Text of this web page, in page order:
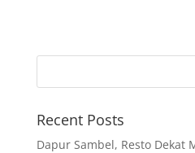
Recent Posts
Dapur Sambel, Resto Dekat